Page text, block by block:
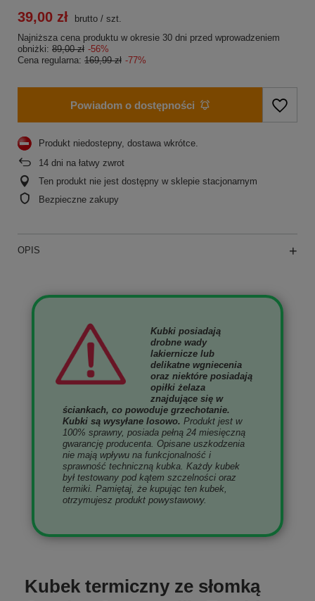
39,00 zł brutto / szt.
Najniższa cena produktu w okresie 30 dni przed wprowadzeniem
obniżki: 89,00 zł -56%
Cena regularna: 169,99 zł -77%
Powiadom o dostępności
Produkt niedostepny, dostawa wkrótce
14 dni na łatwy zwrot
Ten produkt nie jest dostępny w sklepie stacjonarnym
Bezpieczne zakupy
OPIS
Kubki posiadają
drobne wady
lakiernicze lub
delikatne wgniecenia
oraz niektóre posiadają
opiłki żelaza
znajdujące się w
ściankach, co powoduje grzechotanie.
Kubki są wysyłane losowo. Produkt jest w
100% sprawny, posiada pełną 24 miesięczną
gwarancję producenta. Opisane uszkodzenia
nie mają wpływu na funkcjonalność i
sprawność techniczną kubka. Każdy kubek
był testowany pod kątem szczelności oraz
termiki. Pamiętaj, że kupując ten kubek,
otrzymujesz produkt powystawowy.
Kubek termiczny ze słomką